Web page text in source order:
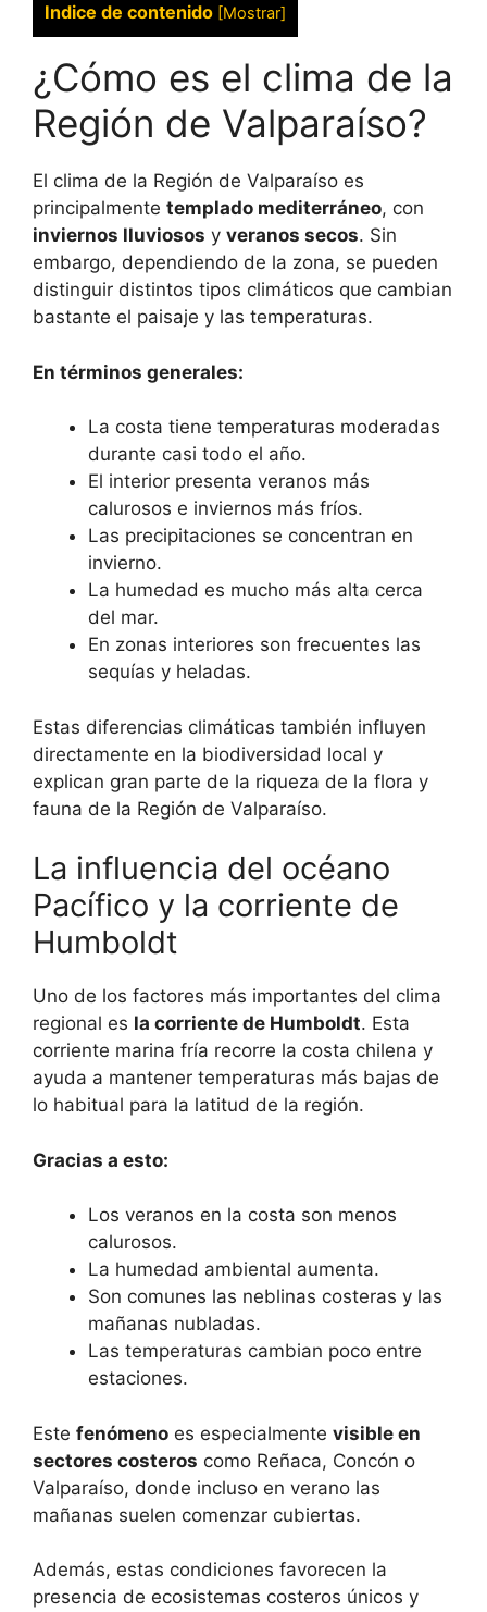
Indice de contenido [Mostrar]
¿Cómo es el clima de la
Región de Valparaíso?
El clima de la Región de Valparaíso es
principalmente templado mediterráneo, con
inviernos lluviosos y veranos secos. Sin
embargo, dependiendo de la zona, se pueden
distinguir distintos tipos climáticos que cambian
bastante el paisaje y las temperaturas.
En términos generales:
La costa tiene temperaturas moderadas
durante casi todo el año.
El interior presenta veranos más
calurosos e inviernos más fríos.
Las precipitaciones se concentran en
invierno.
La humedad es mucho más alta cerca
del mar.
En zonas interiores son frecuentes las
sequías y heladas.
Estas diferencias climáticas también influyen
directamente en la biodiversidad local y
explican gran parte de la riqueza de la flora y
fauna de la Región de Valparaíso.
La influencia del océano
Pacífico y la corriente de
Humboldt
Uno de los factores más importantes del clima
regional es la corriente de Humboldt. Esta
corriente marina fría recorre la costa chilena y
ayuda a mantener temperaturas más bajas de
lo habitual para la latitud de la región.
Gracias a esto:
Los veranos en la costa son menos
calurosos.
La humedad ambiental aumenta.
Son comunes las neblinas costeras y las
mañanas nubladas.
Las temperaturas cambian poco entre
estaciones.
Este fenómeno es especialmente visible en
sectores costeros como Reñaca, Concón o
Valparaíso, donde incluso en verano las
mañanas suelen comenzar cubiertas.
Además, estas condiciones favorecen la
presencia de ecosistemas costeros únicos y